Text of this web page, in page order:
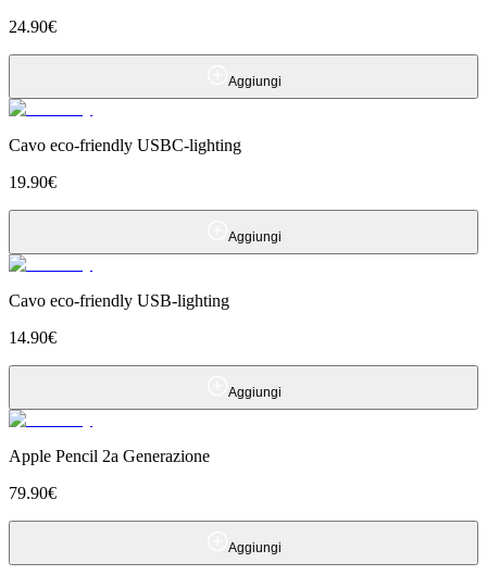
24.90€
Aggiungi
Cavo eco-friendly USBC-lighting
19.90€
Aggiungi
Cavo eco-friendly USB-lighting
14.90€
Aggiungi
Apple Pencil 2a Generazione
79.90€
Aggiungi